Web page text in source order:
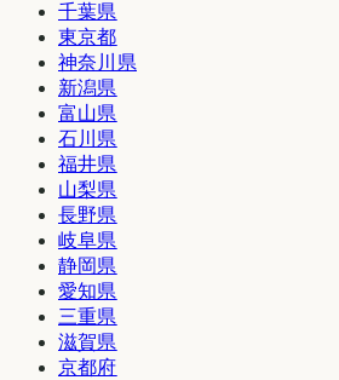
千葉県
東京都
神奈川県
新潟県
富山県
石川県
福井県
山梨県
長野県
岐阜県
静岡県
愛知県
三重県
滋賀県
京都府